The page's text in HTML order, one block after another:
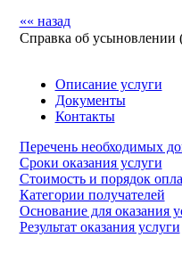
«« назад
Справка об усыновлении
Описание услуги
Документы
Контакты
Перечень необходимых
Сроки оказания услуги
Стоимость и порядок
Категории получателей
Основание для оказания
Результат оказания услуги